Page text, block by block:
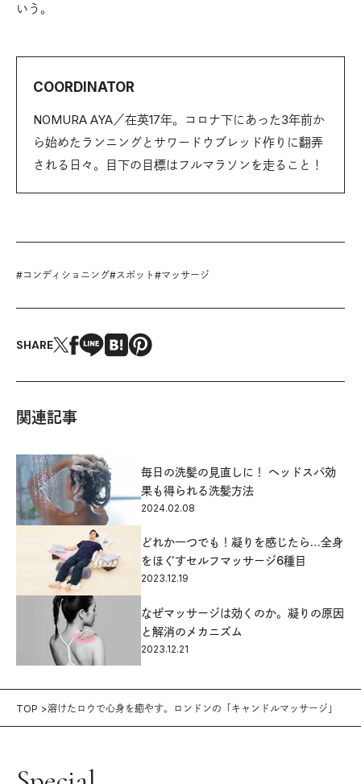
いう。
COORDINATOR
NOMURA AYA／在英17年。コロナ下にあった3年前か
ら始めたランニングとサワードウブレッド作りに翻弄
される日々。目下の目標はフルマラソンを走ること！
#コンディショニング#スポット #マッサージ
SHARE
関連記事
毎日の洗髪の見直しに！ ヘッドスパ効
果も得られる洗髪方法
2024.02.08
どれか一つでも！凝りを感じたら…全身
をほぐすセルフマッサージ6種目
2023.12.19
なぜマッサージは効くのか。凝りの原因
と解消のメカニズム
2023.12.21
TOP 溶けたロウで心身を癒やす。ロンドンの「キャンドルマッサージ」